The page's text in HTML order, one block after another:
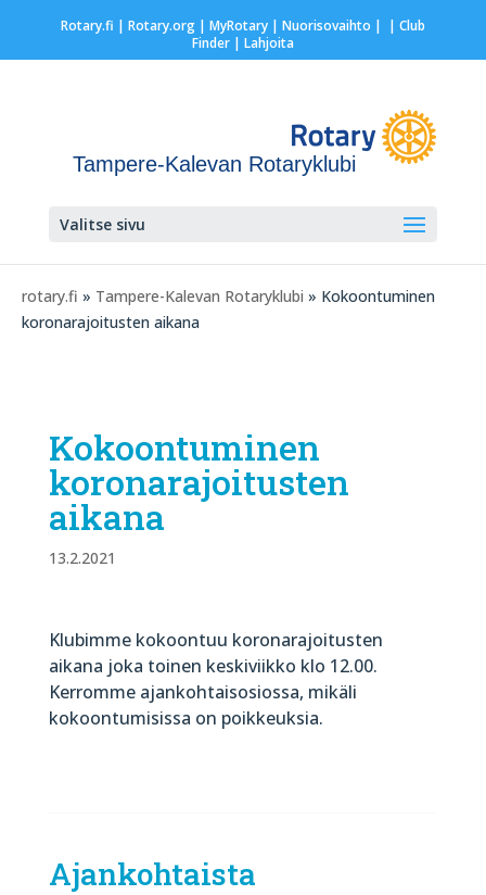
Rotary.fi | Rotary.org| MyRotary | Nuorisovaihto | | Club
Finder| Lahjoita
Tampere-Kalevan Rotaryklubi
Valitse sivu
rotary.fi » Tampere-Kalevan Rotaryklubi » Kokoontuminen
koronarajoitusten aikana
Kokoontuminen
koronarajoitusten
aikana
13.2.2021
Klubimme kokoontuu koronarajoitusten
aikana joka toinen keskiviikko klo 12.00.
Kerromme ajankohtaisosiossa, mikäli
kokoontumisissa on poikkeuksia.
Ajankohtaista